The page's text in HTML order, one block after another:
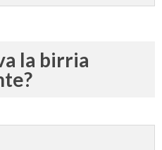
la birria